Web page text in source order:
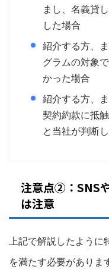
まし、名義貸
した場合
紹介する方、
グラムの対象
かった場合
紹介する方、
契約約款に抵
と当社が判断
注意点②：SNS
は注意
上記で解説したように
を満たす必要がありま